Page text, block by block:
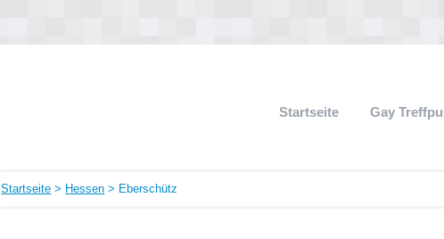
Startseite Gay
Startseite > Hessen > Eberschütz